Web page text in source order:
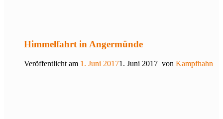
Himmelfahrt in Angermünde
Veröffentlicht am 1. Juni 20171. Juni 2017 von Kampfhahn